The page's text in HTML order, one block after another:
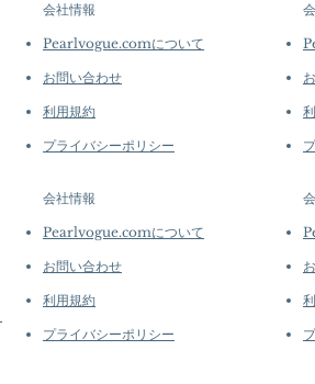
会社情報
Pearlvogue.comについて
お問い合わせ
利用規約
プライバシーポリシー
会社情報
Pearlvogue.comについて
お問い合わせ
利用規約
プライバシーポリシー